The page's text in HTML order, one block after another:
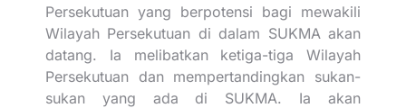
Persekutuan yang berpotensi bagi mewakili
Wilayah Persekutuan di dalam SUKMA akan
datang. Ia melibatkan ketiga-tiga Wilayah
Persekutuan dan mempertandingkan sukan-
sukan yang ada di SUKMA. Ia akan